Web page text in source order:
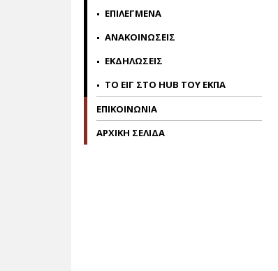
ΕΠΙΛΕΓΜΕΝΑ
ΑΝΑΚΟΙΝΩΣΕΙΣ
ΕΚΔΗΛΩΣΕΙΣ
ΤΟ ΕΙΓ ΣΤΟ HUB ΤΟΥ ΕΚΠΑ
ΕΠΙΚΟΙΝΩΝΙΑ
ΑΡΧΙΚΗ ΣΕΛΙΔΑ